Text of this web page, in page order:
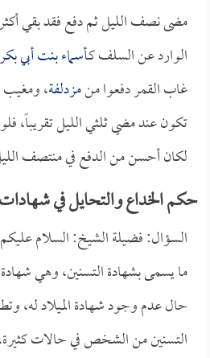
مضى نصف الليل ثم دفع فقد بقي
الوارد عن السلف كـأسماء بنت أبي بكر
غاب القمر دفعوا منمزدلفة، ومغيب
تكون عند مضي ثلثي الليل تقريباً،
لكان أحسن من الدفع في منتصف
حكم الخداع والتحايل في
السؤال: فضيلة الشيخ: السلام عليكم
ما يسمى بشهادة التسنين، وهي
حال عدم وجود شهادة الميلاد له،
التسنين من الشخص في حالات